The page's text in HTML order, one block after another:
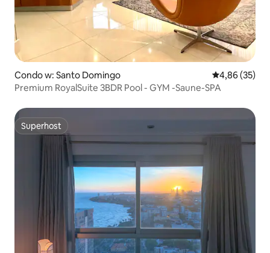
Condo w: Santo Domingo Średnia
4,86 (35)
Premium RoyalSuite 3BDR Pool - GYM -Saune-SPA
Superhost
Superhost